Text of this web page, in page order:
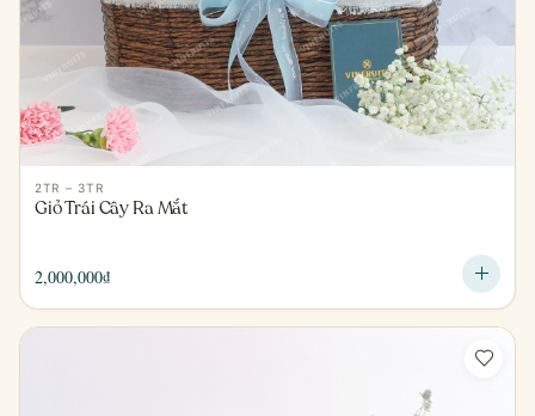
2TR – 3TR
Giỏ Trái Cây Ra Mắt
2,000,000₫